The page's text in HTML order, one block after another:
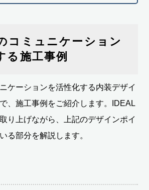
コミュニケーション
る施工事例
ケーションを活性化する内装デザイ
、施工事例をご紹介します。IDEAL
り上げながら、上記のデザインポイ
る部分を解説します。